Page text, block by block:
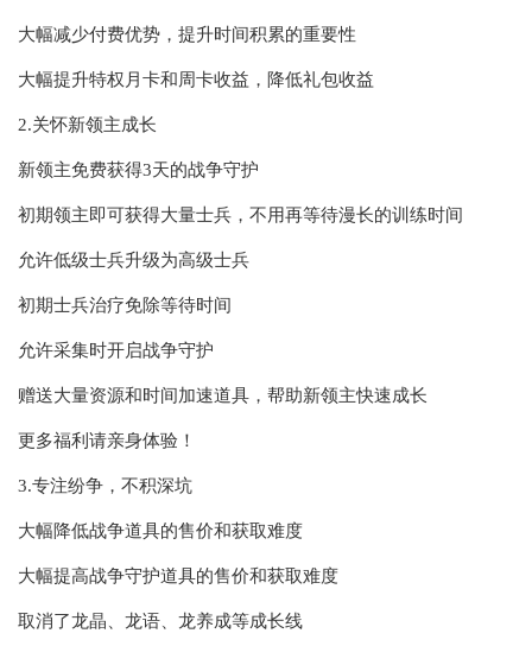
大幅减少付费优势，提升时间积累的重要性
大幅提升特权月卡和周卡收益，降低礼包收益
2.关怀新领主成长
新领主免费获得3天的战争守护
初期领主即可获得大量士兵，不用再等待漫长的训练时间
允许低级士兵升级为高级士兵
初期士兵治疗免除等待时间
允许采集时开启战争守护
赠送大量资源和时间加速道具，帮助新领主快速成长
更多福利请亲身体验！
3.专注纷争，不积深坑
大幅降低战争道具的售价和获取难度
大幅提高战争守护道具的售价和获取难度
取消了龙晶、龙语、龙养成等成长线